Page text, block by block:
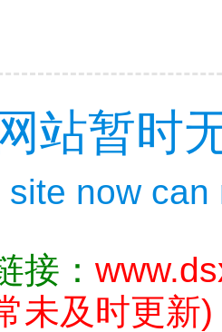
站暂时
site now
接：
未及时更新)